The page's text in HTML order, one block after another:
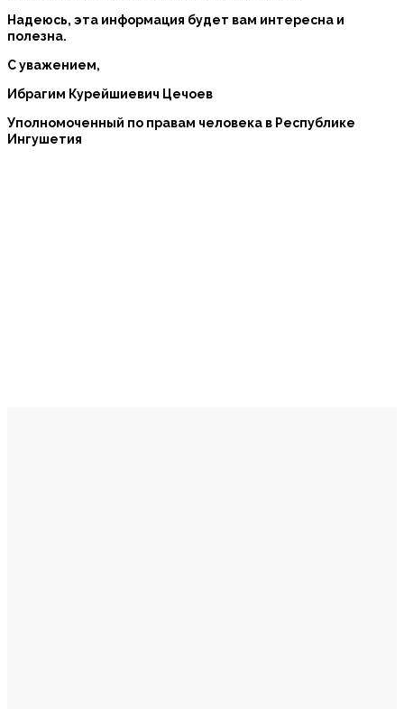
Надеюсь, эта информация будет вам интересна и
полезна.
С уважением,
Ибрагим Курейшиевич Цечоев
Уполномоченный по правам человека в Республике
Ингушетия